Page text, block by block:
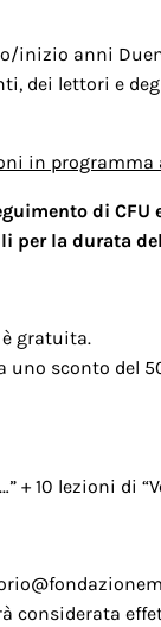
inizio anni
dei lettori e
in programma
di
la durata
è gratuita.
sconto del
+ 10 lezioni di
considerata